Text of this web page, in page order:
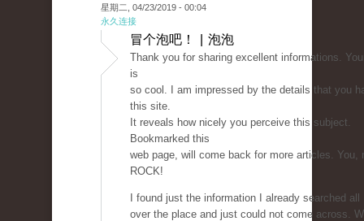
星期二, 04/23/2019 - 00:04
永久连接
冒个泡吧！ | 泡泡
Thank you for sharing excellent informations.
is
so cool. I am impressed by the details that you
this site.
It reveals how nicely you perceive this subject.
Bookmarked this
web page, will come back for more articles. You,
ROCK!
I found just the information I already searched all
over the place and just could not come across.